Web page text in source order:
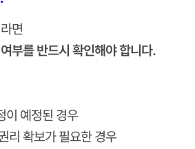
면
부를 반드시 확인해야 합니다.
이 예정된 경우
리 확보가 필요한 경우